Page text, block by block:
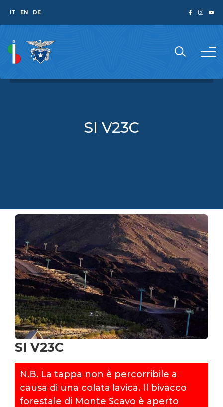
DE
EN
IT
SI V23C
SI V23C
N.B. La tappa non è percorribile a
causa di una colata lavica. Il bivacco
forestale di Monte Scavo è aperto